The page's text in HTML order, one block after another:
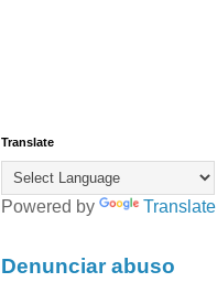
Translate
Powered by Translate
Denunciar abuso